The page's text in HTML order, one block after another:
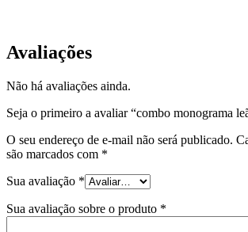
Avaliações
Não há avaliações ainda.
Seja o primeiro a avaliar “combo monograma
O seu endereço de e-mail não será publicado.
são marcados com *
Sua avaliação *
Sua avaliação sobre o produto *